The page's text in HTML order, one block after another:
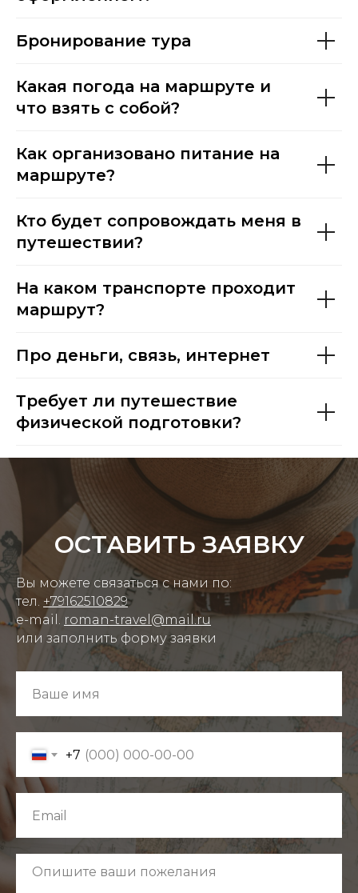
Бронирование тура
Какая погода на маршруте и
что взять с собой?
Как организовано питание на
маршруте?
Кто будет сопровождать меня в
путешествии?
На каком транспорте проходит
маршрут?
Про деньги, связь, интернет
Требует ли путешествие
физической подготовки?
ОСТАВИТЬ ЗАЯВКУ
Вы можете связаться с нами по:
тел. +79162510829
e-mail. roman-travel@mail.ru
или заполнить форму заявки
+7